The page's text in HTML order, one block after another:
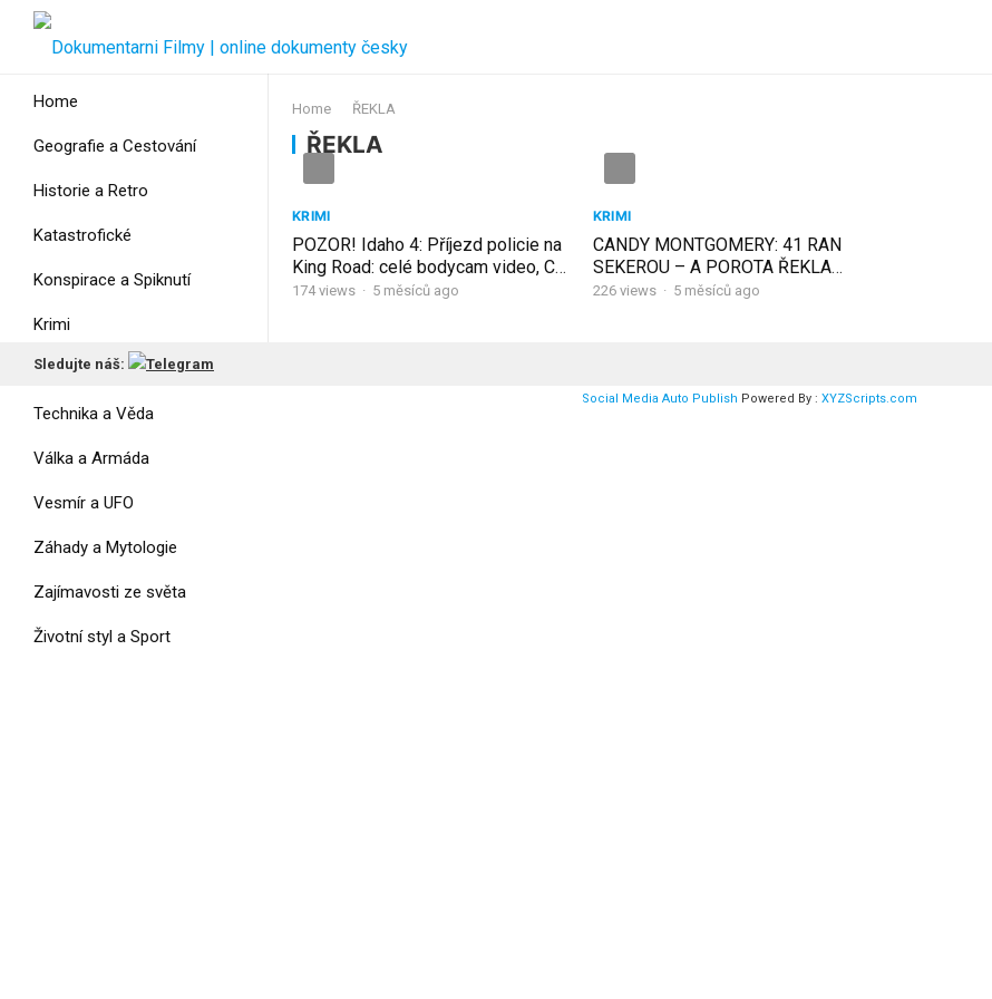
Home
Geografie a Cestování
Historie a Retro
Katastrofické
Konspirace a Spiknutí
Krimi
Myšlení
Technika a Věda
Válka a Armáda
Vesmír a UFO
Záhady a Mytologie
Zajímavosti ze světa
Životní styl a Sport
Home ŘEKLA
ŘEKLA
KRIMI
POZOR! Idaho 4: Příjezd policie na
King Road: celé bodycam video, CZ
titulky. Co řekla DYLAN?
174views · 5 měsíců ago
KRIMI
CANDY MONTGOMERY: 41 RAN
SEKEROU – A POROTA ŘEKLA
NEVINNÁ! 😱 | TRUE CRIME CZ
226views · 5 měsíců ago
Sledujte náš:
Social Media Auto Publish Powered By : XYZScripts.com